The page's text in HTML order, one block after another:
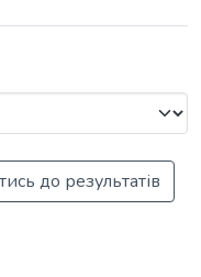
до результатів